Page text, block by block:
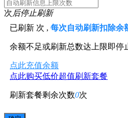
次后停止刷新
已刷新 次 ,每次自动刷新扣除余
余额不足或刷新总数达上限即停
点此充值余额
点此购买低价超值刷新套餐
刷新套餐剩余次数0次